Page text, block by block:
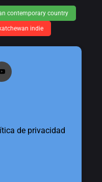
contemporary country
indie
de privacidad